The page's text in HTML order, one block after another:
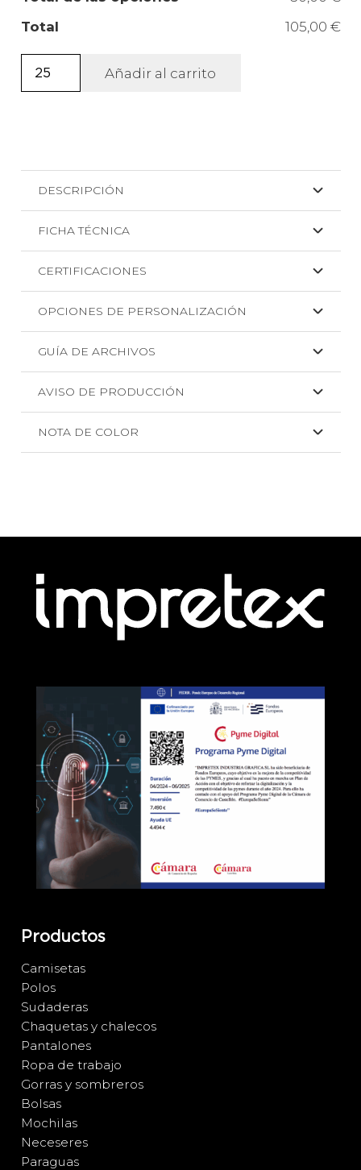
Total
105,00 €
Bolsa
+
SERIGRAFIA
cantidad
Añadir al carrito
DESCRIPCIÓN
FICHA TÉCNICA
CERTIFICACIONES
OPCIONES DE PERSONALIZACIÓN
GUÍA DE ARCHIVOS
AVISO DE PRODUCCIÓN
NOTA DE COLOR
Productos
Camisetas
Polos
Sudaderas
Chaquetas y chalecos
Pantalones
Ropa de trabajo
Gorras y sombreros
Bolsas
Mochilas
Neceseres
Paraguas